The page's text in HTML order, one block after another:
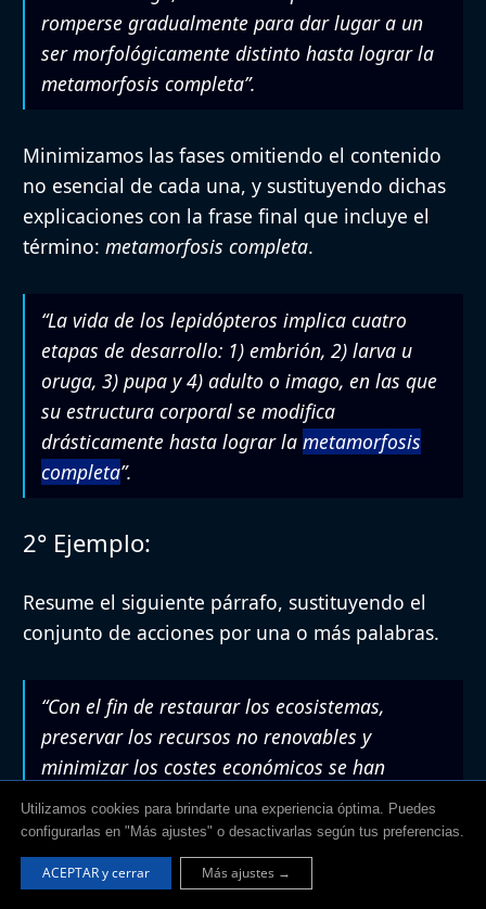
romperse gradualmente para dar lugar a un
ser morfológicamente distinto hasta lograr la
metamorfosis completa”.
Minimizamos las fases omitiendo el contenido
no esencial de cada una, y sustituyendo dichas
explicaciones con la frase final que incluye el
término: metamorfosis completa.
“La vida de los lepidópteros implica cuatro
etapas de desarrollo: 1) embrión, 2) larva u
oruga, 3) pupa y 4) adulto o imago, en las que
su estructura corporal se modifica
drásticamente hasta lograr la metamorfosis
completa”.
2° Ejemplo:
Resume el siguiente párrafo, sustituyendo el
conjunto de acciones por una o más palabras.
“Con el fin de restaurar los ecosistemas,
preservar los recursos no renovables y
minimizar los costes económicos se han
ideado diversos métodos para aprovechar la
basura.
Por ejemplo, para convertir toneladas de
residuos orgánicos en abono que nutra a las
Utilizamos cookies para brindarte una experiencia óptima. Puedes
configurarlas en "Más ajustes" o desactivarlas según tus preferencias.
ACEPTAR y cerrar Más ajustes →